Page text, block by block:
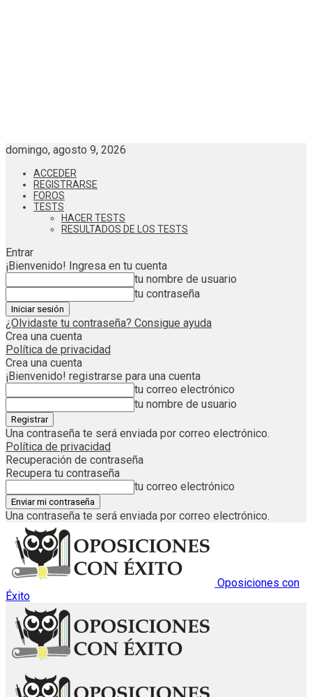
domingo, agosto 9, 2026
ACCEDER
REGISTRARSE
FOROS
TESTS
HACER TESTS
RESULTADOS DE LOS TESTS
Entrar
¡Bienvenido! Ingresa en tu cuenta
tu nombre de usuario
tu contraseña
¿Olvidaste tu contraseña? Consigue ayuda
Crea una cuenta
Política de privacidad
Crea una cuenta
¡Bienvenido! registrarse para una cuenta
tu correo electrónico
tu nombre de usuario
Una contraseña te será enviada por correo electrónico.
Política de privacidad
Recuperación de contraseña
Recupera tu contraseña
tu correo electrónico
Una contraseña te será enviada por correo electrónico.
Oposiciones con
Éxito